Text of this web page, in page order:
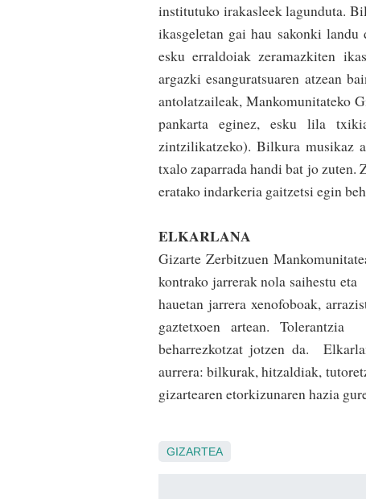
institutuko irakasleek lagunduta.
ikasgeletan gai hau sakonki
esku erraldoiak zeramazkiten
argazki esanguratsuaren atzean
antolatzaileak, Mankomunitateko
pankarta eginez, esku lila
zintzilikatzeko). Bilkura musikaz
txalo zaparrada handi bat jo zuten.
eratako indarkeria gaitzetsi egin
ELKARLANA
Gizarte Zerbitzuen
kontrako jarrerak nola saihestu
hauetan jarrera xenofoboak,
gaztetxoen artean.
beharrezkotzat jo­tzen da.
aurrera: bilkurak, hi­tzaldiak,
gizartearen etorkizunaren hazia
GIZARTEA